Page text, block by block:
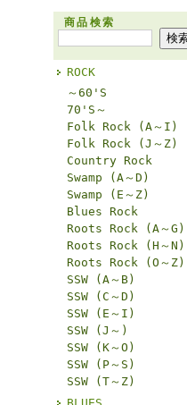
商品検索
ROCK
～60'S
70'S～
Folk Rock (A～I)
Folk Rock (J～Z)
Country Rock
Swamp (A～D)
Swamp (E～Z)
Blues Rock
Roots Rock (A～G)
Roots Rock (H～N)
Roots Rock (O～Z)
SSW (A～B)
SSW (C～D)
SSW (E～I)
SSW (J～)
SSW (K～O)
SSW (P～S)
SSW (T～Z)